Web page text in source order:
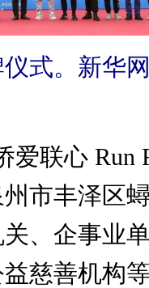
。新华网
联心 Run
市丰泽区
、企事业
慈善机构